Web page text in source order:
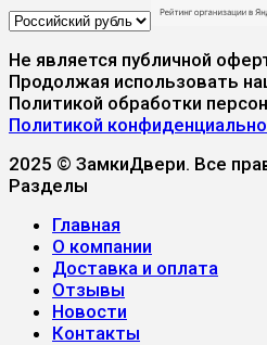
Не является публичной
Продолжая использовать
Политикой обработки
Политикой
2025 © ЗамкиДвери. Все
Разделы
Главная
О компании
Доставка и оплата
Отзывы
Новости
Контакты